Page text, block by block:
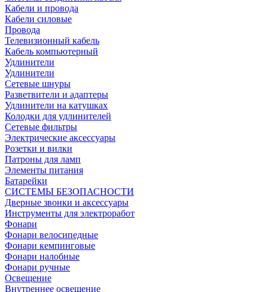
Кабели и провода
Кабели силовые
Провода
Телевизионный кабель
Кабель компьютерный
Удлинители
Удлинители
Сетевые шнуры
Разветвители и адаптеры
Удлинители на катушках
Колодки для удлинителей
Сетевые фильтры
Электрические аксессуары
Розетки и вилки
Патроны для ламп
Элементы питания
Батарейки
СИСТЕМЫ БЕЗОПАСНОСТИ
Дверные звонки и аксессуары
Инструменты для электроработ
Фонари
Фонари велосипедные
Фонари кемпинговые
Фонари налобные
Фонари ручные
Освещение
Внутреннее освещение